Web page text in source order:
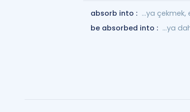
absorb into : …ya çekmek,
be absorbed into : ...ya